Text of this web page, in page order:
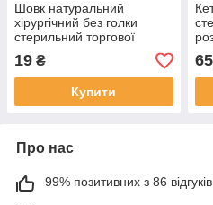
Шовк натуральний
хірургічний без голки
стерильний торгової
марки IGAR, р.7
19 ₴
Купити
Про нас
99% позитивних з 86 відгуків